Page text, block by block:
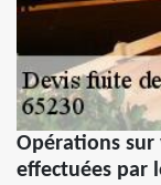
Opérations sur
effectuées par